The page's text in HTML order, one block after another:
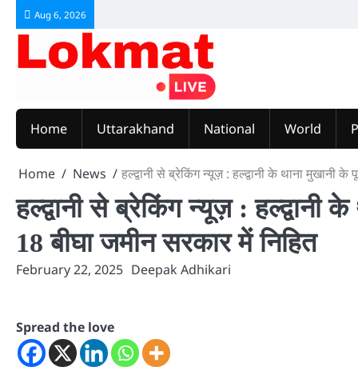
Aug 6, 2026
Home Uttarakhand National World
Home News हल्द्वानी से ब्रेकिंग न्यूज़ : हल्द्वानी के थाना मुखानी
हल्द्वानी से ब्रेकिंग न्यूज़ :
18 बीघा जमीन सरकार में निहित
February 22, 2025 Deepak Adhikari
Spread the love